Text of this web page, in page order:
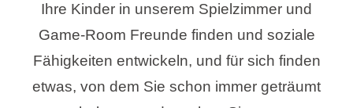
Ihre Kinder in unserem Spielzimmer und
Game-Room Freunde finden und soziale
Fähigkeiten entwickeln, und für sich finden
etwas, von dem Sie schon immer geträumt